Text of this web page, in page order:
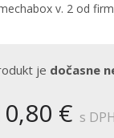
v. 2 od
je dočasne
€ s DPH